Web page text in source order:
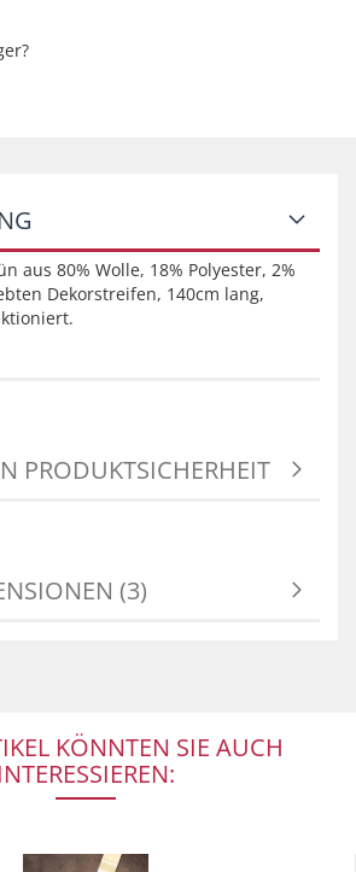
aus 80% Wolle, 18% Polyester, 2%
Dekorstreifen, 140cm lang,
PRODUKTSICHERHEIT
(3)
KÖNNTEN SIE AUCH
INTERESSIEREN: